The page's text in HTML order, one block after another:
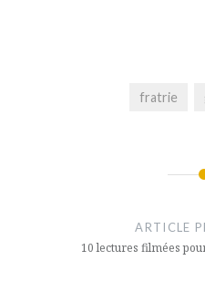
fratrie
l’article
ARTICLE
10 lectures filmées